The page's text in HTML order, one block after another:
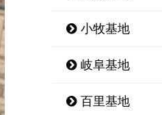
小牧基地
岐阜基地
百里基地